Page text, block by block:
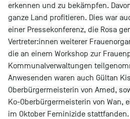
erkennen und zu bekämpfen.
ganze Land profitieren. Dies war
einer Pressekonferenz, die Rosa
Vertreter:innen weiterer
die an einem Workshop zur
Kommunalverwaltungen
Anwesenden waren auch Gültan
Oberbürgermeisterin von Amed,
Ko-Oberbürgermeisterin von Wan,
im Oktober Feminizide stattfanden.